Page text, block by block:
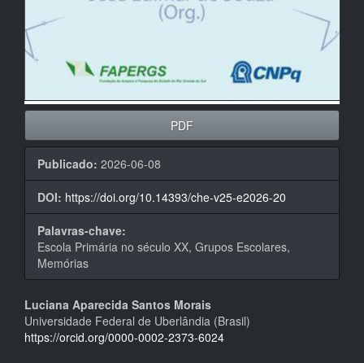
PDF
Publicado: 2026-06-08
DOI: https://doi.org/10.14393/che-v25-e2026-20
Palavras-chave:
Escola Primária no século XX, Grupos Escolares,
Memórias
Conteúdo
do
Luciana Aparecida Santos Morais
Universidade Federal de Uberlândia (Brasil)
https://orcid.org/0000-0002-2373-6024